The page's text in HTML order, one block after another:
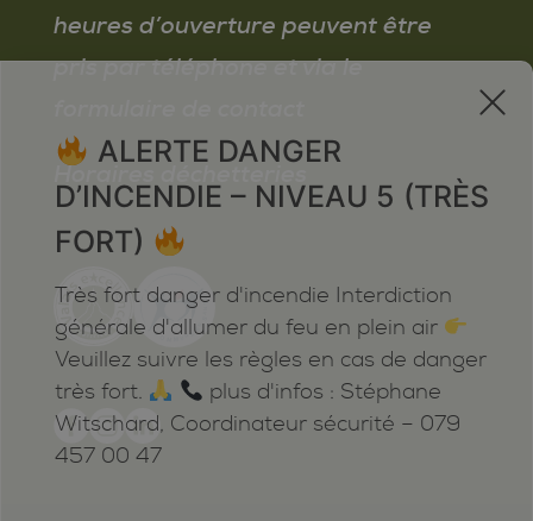
heures d’ouverture peuvent être
pris par téléphone et via le
Horaires déchetteries
x
ALERTE DANGER
D’INCENDIE – NIVEAU 5 (TRÈS
FORT)
Très fort danger d'incendie Interdiction
générale d'allumer du feu en plein air
Veuillez suivre les règles en cas de danger
très fort.
plus d'infos : Stéphane
Witschard, Coordinateur sécurité – 079
457 00 47